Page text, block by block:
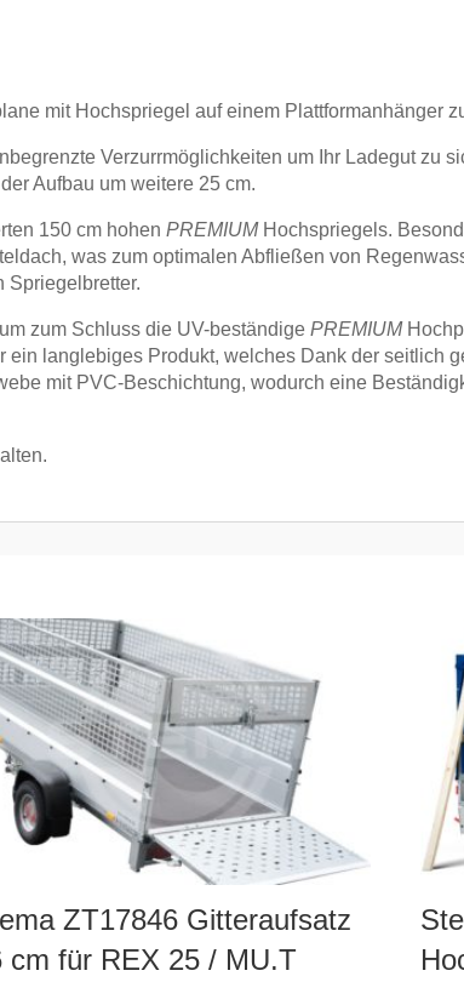
mit Hochspriegel auf einem Plattformanhänger
Verzurrmöglichkeiten um Ihr Ladegut zu
Aufbau um weitere 25 cm.
150 cm hohenPREMIUM Hochspriegels.
was zum optimalen Abfließen von
Spriegelbretter.
zum Schluss die UV-beständigePREMIUM
langlebiges Produkt, welches Dank der seitlich
mit PVC-Beschichtung, wodurch eine
ZT17846 Gitteraufsatz
cm für REX 25 / MU.T